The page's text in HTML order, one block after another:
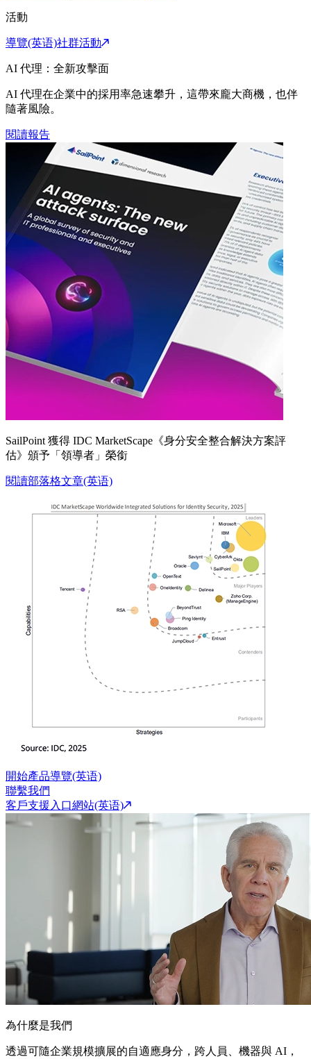
活動
導覽(英语)社群活動
AI 代理：全新攻擊面
AI 代理在企業中的採用率急速攀升，這帶來龐大商機，也伴
隨著風險。
閱讀報告
SailPoint 獲得 IDC MarketScape《身分安全整合解決方案評
估》頒予「領導者」榮銜
閱讀部落格文章(英语)
開始產品導覽(英语)
聯繫我們
客戶支援入口網站(英语)
為什麼是我們
透過可隨企業規模擴展的自適應身分，跨人員、機器與 AI，